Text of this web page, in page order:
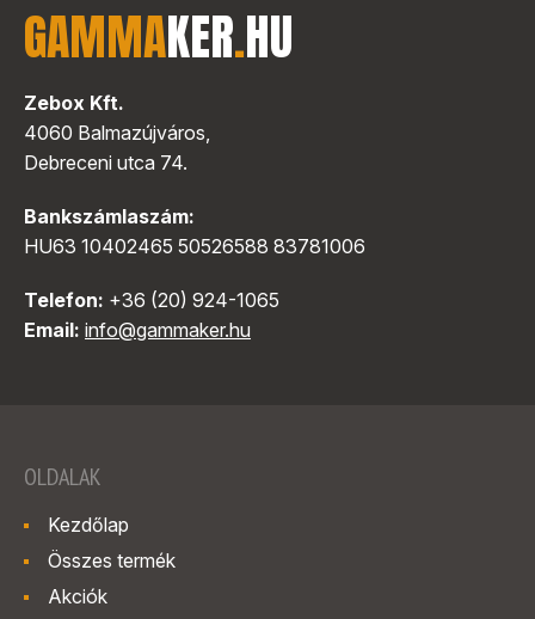
GAMMAKER.HU
Zebox Kft.
4060 Balmazújváros,
Debreceni utca 74.
Bankszámlaszám:
HU63 10402465 50526588 83781006
Telefon: +36 (20) 924-1065
Email: info@gammaker.hu
OLDALAK
Kezdőlap
Összes termék
Akciók